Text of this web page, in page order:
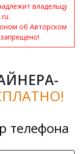
владельцу
об Авторском
телефона